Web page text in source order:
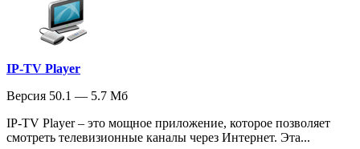
IP-TV Player
Версия 50.1 — 5.7 Мб
IP-TV Player – это мощное приложение, которое позволяет
смотреть телевизионные каналы через Интернет. Эта...